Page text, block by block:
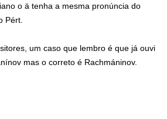
o ä tenha a mesma pronúncia do
Pért.
um caso que lembro é que já ouvi
mas o correto é Rachmáninov.